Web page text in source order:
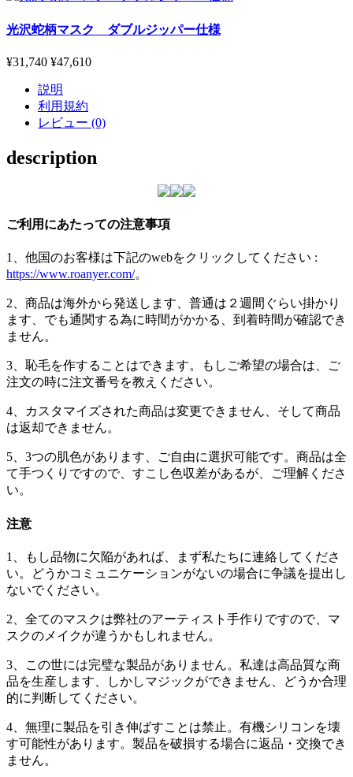
光沢蛇柄マスク ダブルジッパー仕様
¥31,740 ¥47,610
説明
利用規約
レビュー (0)
description
ご利用にあたっての注意事項
1、他国のお客様は下記のwebをクリックしてください :
https://www.roanyer.com/。
2、商品は海外から発送します、普通は２週間ぐらい掛かり
ます、でも通関する為に時間がかかる、到着時間が確認でき
ません。
3、恥毛を作することはできます。もしご希望の場合は、ご
注文の時に注文番号を教えください。
4、カスタマイズされた商品は変更できません、そして商品
は返却できません。
5、3つの肌色があります、ご自由に選択可能です。商品は全
て手つくりですので、すこし色収差があるが、ご理解くださ
い。
注意
1、もし品物に欠陥があれば、まず私たちに連絡してくださ
い。どうかコミュニケーションがないの場合に争議を提出し
ないでください。
2、全てのマスクは弊社のアーティスト手作りですので、マ
スクのメイクが違うかもしれません。
3、この世には完璧な製品がありません。私達は高品質な商
品を生産します、しかしマジックができません、どうか合理
的に判断してください。
4、無理に製品を引き伸ばすことは禁止。有機シリコンを壊
す可能性があります。製品を破損する場合に返品・交換でき
ません。